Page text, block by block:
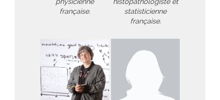
française.
statisticienne
française.